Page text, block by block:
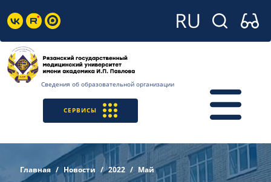
Сведения об образовательной организации
СЕРВИСЫ
Главная Новости 2022 Май